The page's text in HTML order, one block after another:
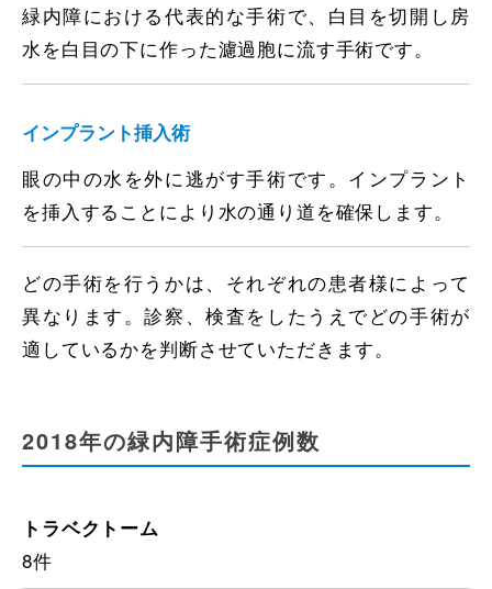
緑内障における代表的な手術で、白目を切開し房
水を白目の下に作った濾過胞に流す手術です。
インプラント挿入術
眼の中の水を外に逃がす手術です。インプラント
を挿入することにより水の通り道を確保します。
どの手術を行うかは、それぞれの患者様によって
異なります。診察、検査をしたうえでどの手術が
適しているかを判断させていただきます。
2018年の緑内障手術症例数
トラベクトーム
8件